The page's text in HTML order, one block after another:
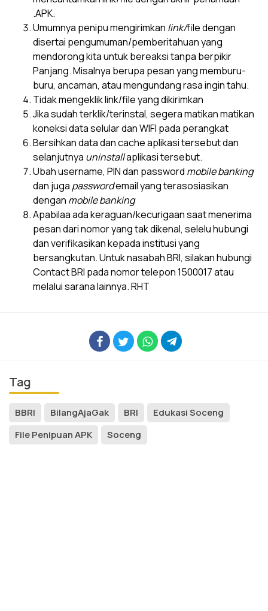
.APK.
Umumnya penipu mengirimkan link/file dengan
disertai pengumuman/pemberitahuan yang
mendorong kita untuk bereaksi tanpa berpikir
Panjang. Misalnya berupa pesan yang memburu-
buru, ancaman, atau mengundang rasa ingin tahu.
Tidak mengeklik link/file yang dikirimkan
Jika sudah terklik/terinstal, segera matikan matikan
koneksi data selular dan WIFI pada perangkat
Bersihkan data dan cache aplikasi tersebut dan
selanjutnya uninstallaplikasi tersebut.
Ubah username, PIN dan password mobile banking
dan juga passwordemail yang terasosiasikan
dengan mobile banking
Apabilaa ada keraguan/kecurigaan saat menerima
pesan dari nomor yang tak dikenal, selelu hubungi
dan verifikasikan kepada institusi yang
bersangkutan. Untuk nasabah BRI, silakan hubungi
Contact BRI pada nomor telepon 1500017 atau
melalui sarana lainnya. RHT
Tag
BBRI BilangAjaGak BRI
Edukasi Soceng
File Penipuan APK
Soceng